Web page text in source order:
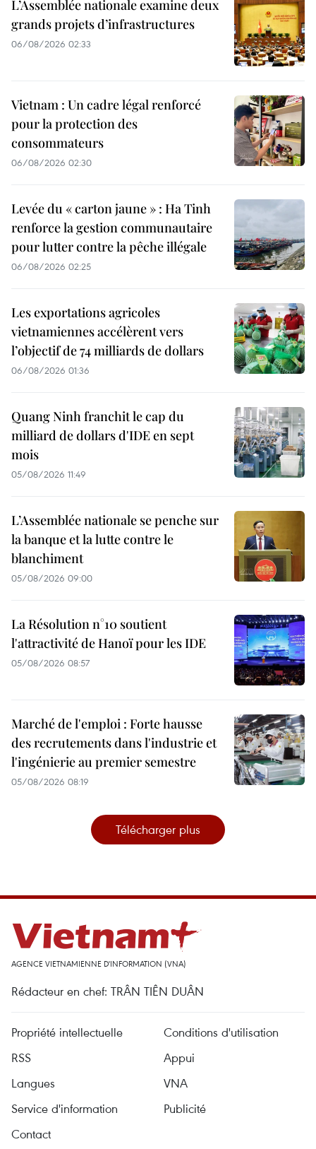
L’Assemblée nationale examine deux
grands projets d’infrastructures
06/08/2026 02:33
Vietnam : Un cadre légal renforcé
pour la protection des
consommateurs
06/08/2026 02:30
Levée du « carton jaune » : Ha Tinh
renforce la gestion communautaire
pour lutter contre la pêche illégale
06/08/2026 02:25
Les exportations agricoles
vietnamiennes accélèrent vers
l’objectif de 74 milliards de dollars
06/08/2026 01:36
Quang Ninh franchit le cap du
milliard de dollars d'IDE en sept
mois
05/08/2026 11:49
L’Assemblée nationale se penche sur
la banque et la lutte contre le
blanchiment
05/08/2026 09:00
La Résolution n°10 soutient
l'attractivité de Hanoï pour les IDE
05/08/2026 08:57
Marché de l'emploi : Forte hausse
des recrutements dans l'industrie et
l'ingénierie au premier semestre
05/08/2026 08:19
Télécharger plus
AGENCE VIETNAMIENNE D'INFORMATION (VNA)
Rédacteur en chef: TRÂN TIÊN DUÂN
Propriété intellectuelle
Conditions d'utilisation
RSS
Appui
Langues
VNA
Service d'information
Publicité
Contact